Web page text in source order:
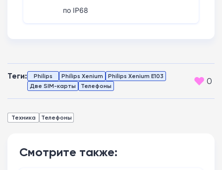
по IP68
Теги: Philips Philips Xenium
Philips Xenium E103
Две SIM-карты
Телефоны 0
Техника Телефоны
Смотрите также: